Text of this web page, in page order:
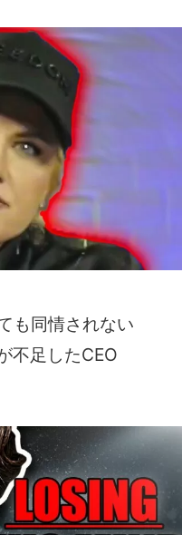
も同情されない
不足したCEO